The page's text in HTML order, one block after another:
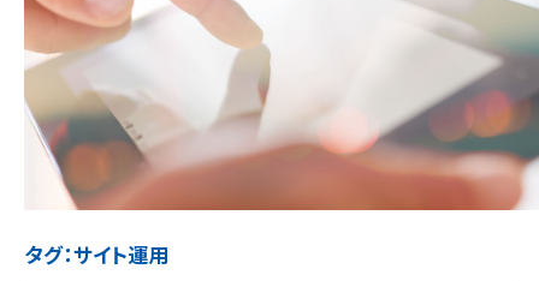
タグ：サイト運用